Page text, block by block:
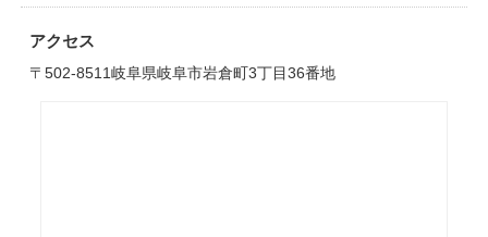
アクセス
〒502-8511岐阜県岐阜市岩倉町3丁目36番地